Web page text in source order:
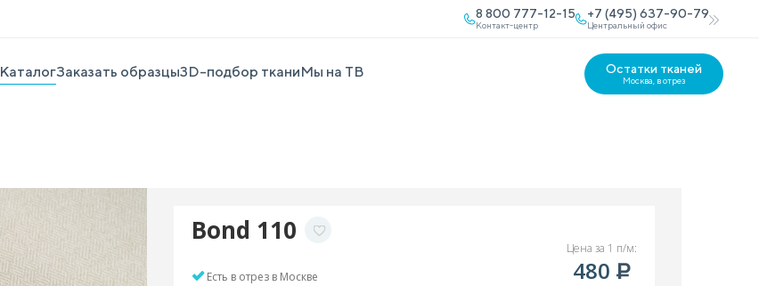
8 800 777-12-15
Контакт-центр
+7 (495) 637-90-79
Центральный офис
КаталогЗаказать образцы3D-подбор тканиМы на ТВ Остатки тканей
Москва, в отрез
Bond 110
Есть в отрез в Москве
Цена за 1 п/м:
480